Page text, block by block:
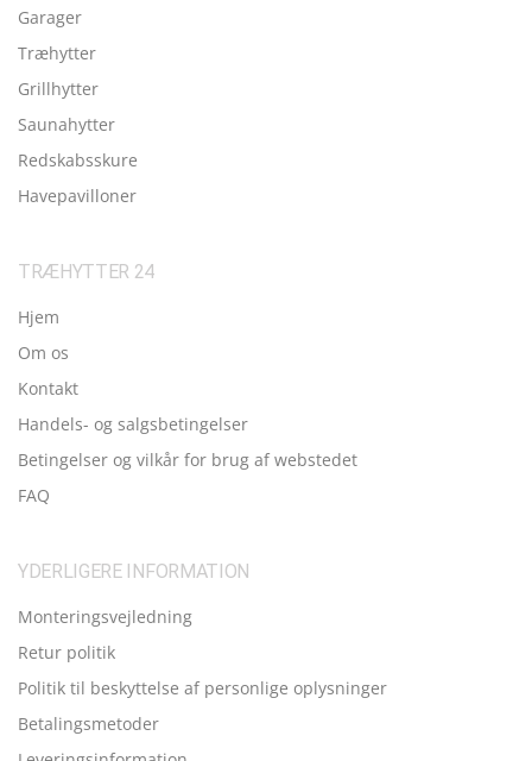
Garager
Træhytter
Grillhytter
Saunahytter
Redskabsskure
Havepavilloner
TRÆHYTTER 24
Hjem
Om os
Kontakt
Handels- og salgsbetingelser
Betingelser og vilkår for brug af webstedet
FAQ
YDERLIGERE INFORMATION
Monteringsvejledning
Retur politik
Politik til beskyttelse af personlige oplysninger
Betalingsmetoder